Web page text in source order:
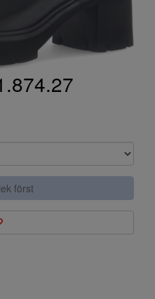
först